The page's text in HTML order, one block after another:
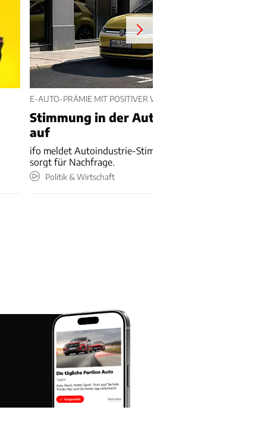
E-AUTO-PRÄMIE MIT POSITIVER WIRKUNG
Stimmung in der Autoindustrie hellt sich
auf
ifo meldet Autoindustrie-Stimmungsplus – E-Auto-Prämie
sorgt für Nachfrage.
Politik & Wirtschaft